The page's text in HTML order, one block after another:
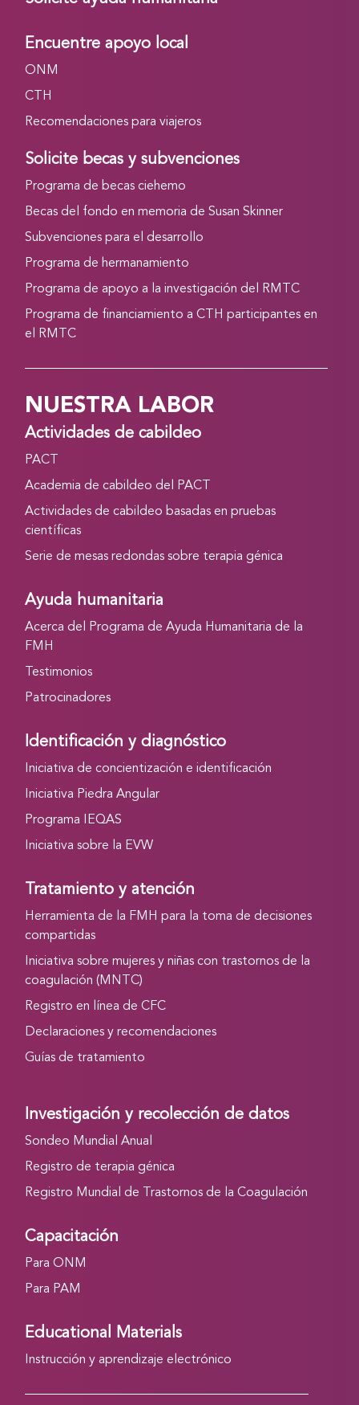
Encuentre apoyo local
ONM
CTH
Recomendaciones para viajeros
Solicite becas y subvenciones
Programa de becas ciehemo
Becas del fondo en memoria de Susan Skinner
Subvenciones para el desarrollo
Programa de hermanamiento
Programa de apoyo a la investigación del RMTC
Programa de financiamiento a CTH participantes en
el RMTC
NUESTRA LABOR
Actividades de cabildeo
PACT
Academia de cabildeo del PACT
Actividades de cabildeo basadas en pruebas
científicas
Serie de mesas redondas sobre terapia génica
Ayuda humanitaria
Acerca del Programa de Ayuda Humanitaria de la
FMH
Testimonios
Patrocinadores
Identificación y diagnóstico
Iniciativa de concientización e identificación
Iniciativa Piedra Angular
Programa IEQAS
Iniciativa sobre la EVW
Tratamiento y atención
Herramienta de la FMH para la toma de decisiones
compartidas
Iniciativa sobre mujeres y niñas con trastornos de la
coagulación (MNTC)
Registro en línea de CFC
Declaraciones y recomendaciones
Guías de tratamiento
Investigación y recolección de datos
Sondeo Mundial Anual
Registro de terapia génica
Registro Mundial de Trastornos de la Coagulación
Capacitación
Para ONM
Para PAM
Educational Materials
Instrucción y aprendizaje electrónico